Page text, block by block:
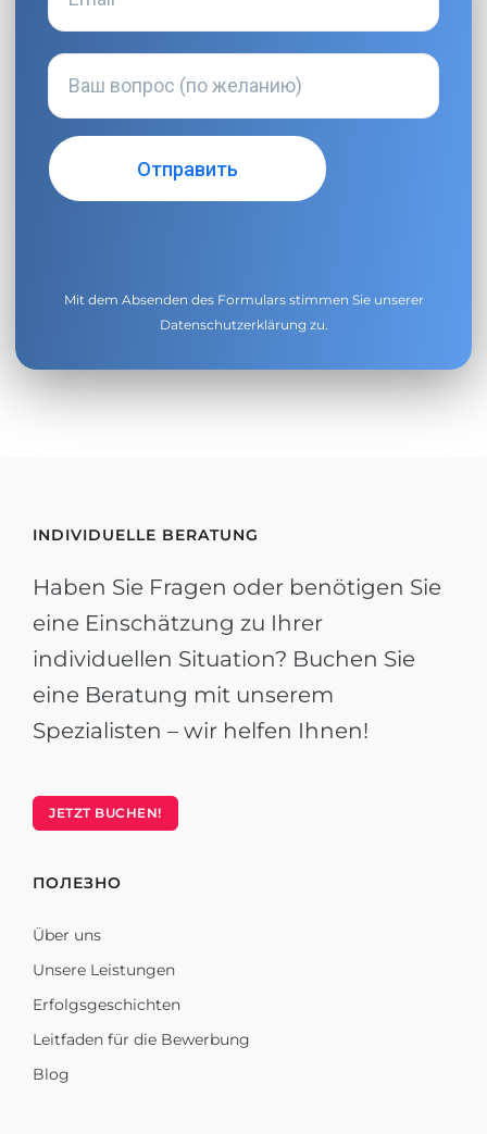
Mit dem Absenden des Formulars stimmen Sie unserer
Datenschutzerklärung zu.
INDIVIDUELLE BERATUNG
Haben Sie Fragen oder benötigen Sie
eine Einschätzung zu Ihrer
individuellen Situation? Buchen Sie
eine Beratung mit unserem
Spezialisten – wir helfen Ihnen!
JETZT BUCHEN!
ПОЛЕЗНО
Über uns
Unsere Leistungen
Erfolgsgeschichten
Leitfaden für die Bewerbung
Blog